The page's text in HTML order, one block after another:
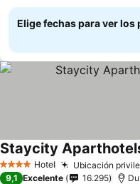
Elige fechas para ver los
4 EstrellasHotel Ubicación
Staycity
9,1 Excelente 16.295